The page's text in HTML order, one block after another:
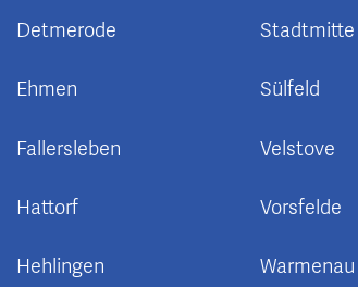
Detmerode
Ehmen
Fallersleben
Hattorf
Hehlingen
Stadtmitte
Sülfeld
Velstove
Vorsfelde
Warmenau